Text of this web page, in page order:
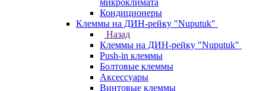
микроклимата
Кондиционеры
Клеммы на ДИН-рейку "Nuputuk"
Назад
Клеммы на ДИН-рейку "Nuputuk"
Push-in клеммы
Болтовые клеммы
Аксессуары
Винтовые клеммы